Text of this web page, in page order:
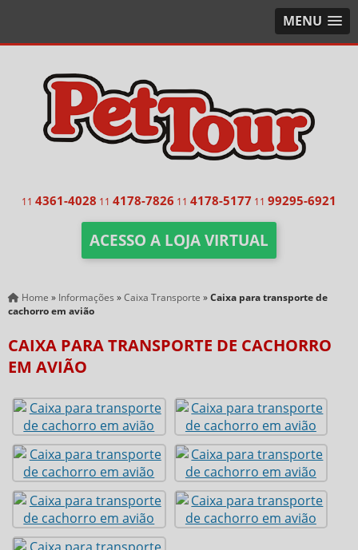
MENU
11 4361-4028 11 4178-7826 11 4178-5177 11 99295-6921
ACESSO A LOJA VIRTUAL
Home » Informações »Caixa Transporte »Caixa para transporte de
cachorro em avião
CAIXA PARA TRANSPORTE DE CACHORRO
EM AVIÃO